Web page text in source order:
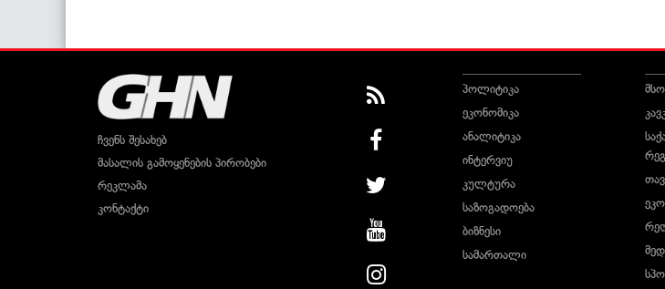
ჩვენს შესახებ
მასალის გამოყენების პირობები
რეკლამა
კონტაქტი
პოლიტიკა
ეკონომიკა
ანალიტიკა
ინტერვიუ
კულტურა
საზოგადოება
ბიზნესი
სამართალი